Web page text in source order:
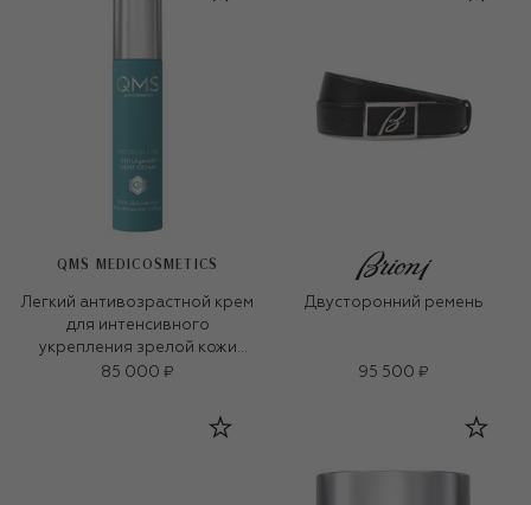
QMS MEDICOSMETICS
Легкий антивозрастной крем
для интенсивного
укрепления зрелой кожи
«3D-коллаген» (50ml)
85 000 ₽
Двусторонний ремень
95 500 ₽